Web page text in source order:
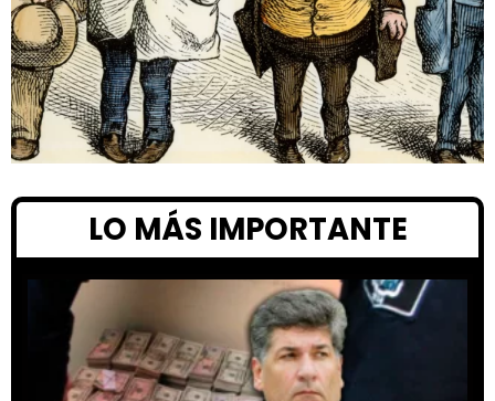
LO MÁS IMPORTANTE